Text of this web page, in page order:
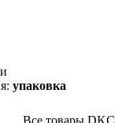
упаковка
Все товары DKC